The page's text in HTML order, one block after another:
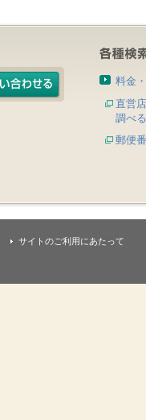
料金
直営
調べる
郵便
サイトのご利用にあたって